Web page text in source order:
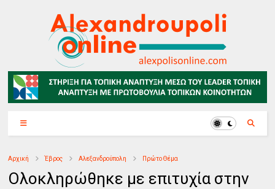
Αρχική Έβρος Αλεξανδρούπολη Πρώτο Θέμα
Ολοκληρώθηκε με επιτυχία στην